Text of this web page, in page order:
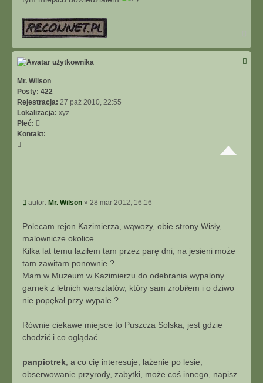
g
ó
Mr. Wilson
Posty: 422
Rejestracja: 27 paź 2010, 22:55
Lokalizacja: xyz
Płeć:
Kontakt:
k
u
s
ę
M
r
W
o
n
P
s
autor: Mr. Wilson » 28 mar 2012, 16:16
Polecam rejon Kazimierza, wąwozy, obie strony Wisły,
malownicze okolice.
Kilka lat temu łaziłem tam przez parę dni, na jesieni może
tam zawitam ponownie ?
Mam w Muzeum w Kazimierzu do odebrania wypalony
garnek z letnich warsztatów, który sam zrobiłem i o dziwo
nie popękał przy wypale ?
Równie ciekawe miejsce to Puszcza Solska, jest gdzie
chodzić i co oglądać.
panpiotrek, a co cię interesuje, łażenie po lesie,
obserwowanie przyrody, zabytki, może coś innego, napisz